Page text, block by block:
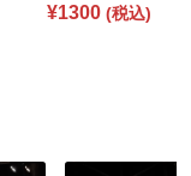
¥1300 (税込)